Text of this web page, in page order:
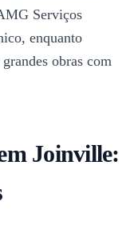
Serviços
enquanto
obras com
Joinville: